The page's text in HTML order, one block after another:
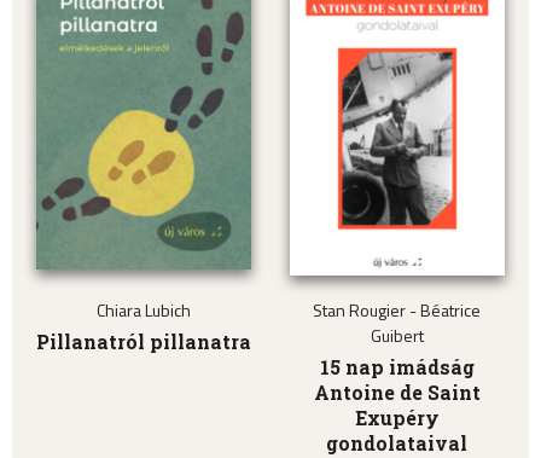
Chiara Lubich
Pillanatról pillanatra
Stan Rougier - Béatrice
Guibert
15 nap imádság
Antoine de Saint
Exupéry
gondolataival